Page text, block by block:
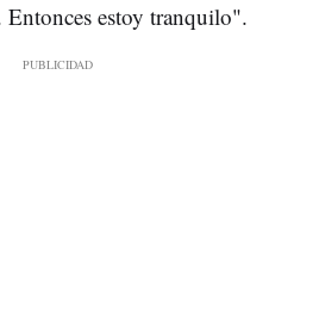
Entonces estoy tranquilo".